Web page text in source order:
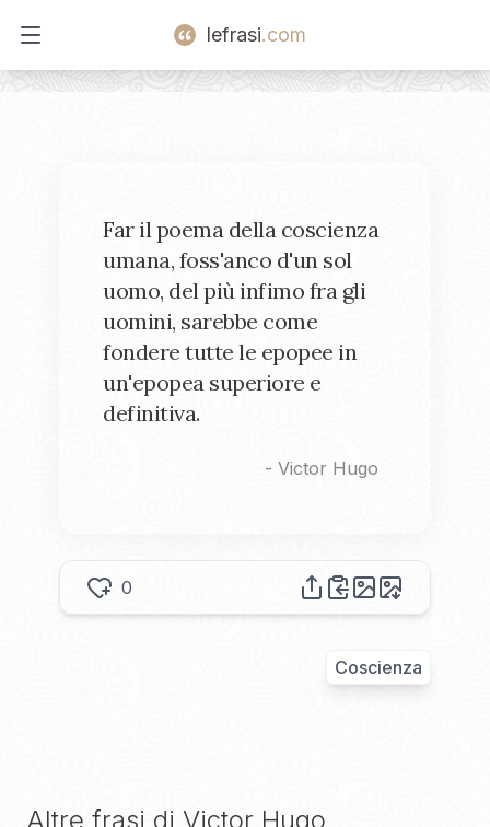
Open main menu
lefrasi.com
Far il poema della coscienza
umana, foss'anco d'un sol
uomo, del più infimo fra gli
uomini, sarebbe come
fondere tutte le epopee in
un'epopea superiore e
definitiva.
- Victor Hugo
0
Coscienza
Altre frasi di Victor Hugo